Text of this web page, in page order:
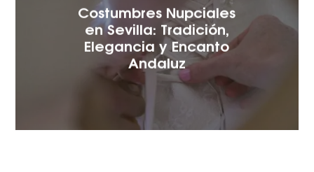
Costumbres Nupciales
en Sevilla: Tradición,
Elegancia y Encanto
Andaluz